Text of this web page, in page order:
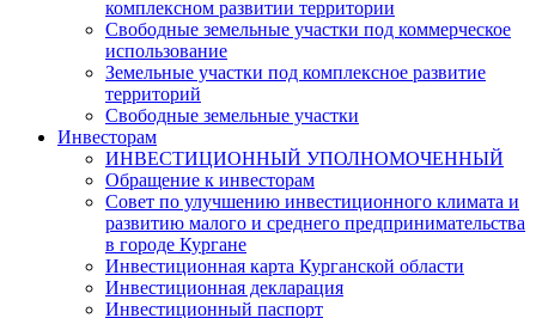
комплексном развитии территории
Свободные земельные участки под коммерческое
использование
Земельные участки под комплексное развитие
территорий
Свободные земельные участки
Инвесторам
ИНВЕСТИЦИОННЫЙ УПОЛНОМОЧЕННЫЙ
Обращение к инвесторам
Совет по улучшению инвестиционного климата и
развитию малого и среднего предпринимательства
в городе Кургане
Инвестиционная карта Курганской области
Инвестиционная декларация
Инвестиционный паспорт